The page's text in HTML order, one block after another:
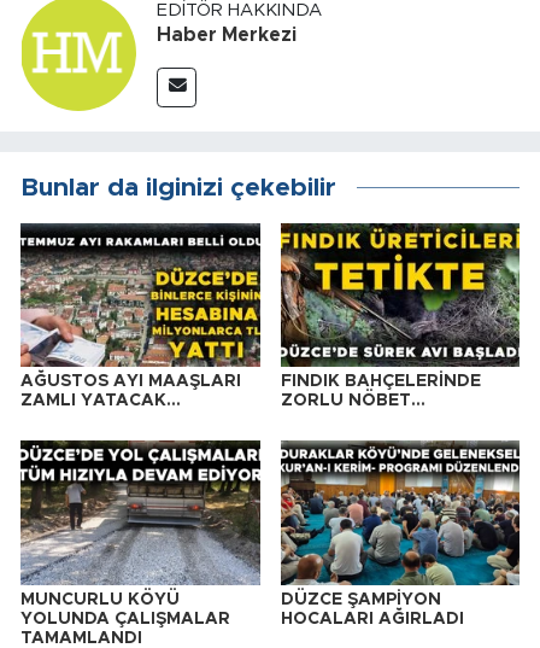
EDITÖR HAKKINDA
Haber Merkezi
Bunlar da ilginizi çekebilir
AĞUSTOS AYI MAAŞLARI
ZAMLI YATACAK…
FINDIK BAHÇELERİNDE
ZORLU NÖBET…
MUNCURLU KÖYÜ
YOLUNDA ÇALIŞMALAR
TAMAMLANDI
DÜZCE ŞAMPİYON
HOCALARI AĞIRLADI